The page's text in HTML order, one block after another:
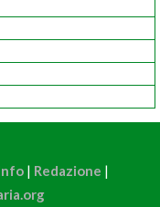
| Redazione |